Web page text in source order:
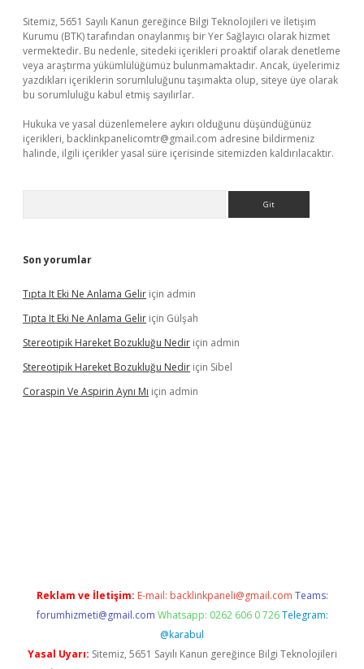
Sitemiz, 5651 Sayılı Kanun gereğince Bilgi Teknolojileri ve İletişim
Kurumu (BTK) tarafından onaylanmış bir Yer Sağlayıcı olarak hizmet
vermektedir. Bu nedenle, sitedeki içerikleri proaktif olarak denetleme
veya araştırma yükümlülüğümüz bulunmamaktadır. Ancak, üyelerimiz
yazdıkları içeriklerin sorumluluğunu taşımakta olup, siteye üye olarak
bu sorumluluğu kabul etmiş sayılırlar.
Hukuka ve yasal düzenlemelere aykırı olduğunu düşündüğünüz
içerikleri, backlinkpanelicomtr@gmail.com adresine bildirmeniz
halinde, ilgili içerikler yasal süre içerisinde sitemizden kaldırılacaktır.
Son yorumlar
Tıpta It Eki Ne Anlama Gelir için admin
Tıpta It Eki Ne Anlama Gelir için Gülşah
Stereotipik Hareket Bozukluğu Nedir için admin
Stereotipik Hareket Bozukluğu Nedir için Sibel
Coraspin Ve Aspirin Aynı Mı için admin
Reklam ve İletişim: E-mail: backlinkpaneli@gmail.com Teams:
forumhizmeti@gmail.com Whatsapp: 0262 606 0 726 Telegram:
@karabul
Yasal Uyarı: Sitemiz, 5651 Sayılı Kanun gereğince Bilgi Teknolojileri